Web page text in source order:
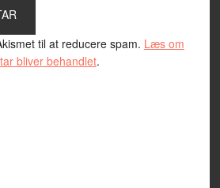
til at reducere spam. Læs om
bliver behandlet.